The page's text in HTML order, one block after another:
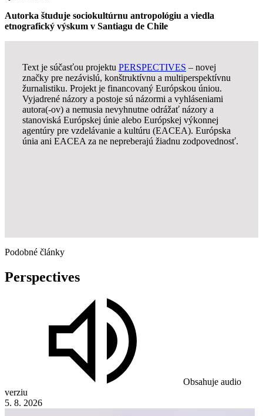
Autorka študuje sociokultúrnu antropológiu a viedla
etnografický výskum v Santiagu de Chile
Text je súčasťou projektu PERSPECTIVES – novej
značky pre nezávislú, konštruktívnu a multiperspektívnu
žurnalistiku. Projekt je financovaný Európskou úniou.
Vyjadrené názory a postoje sú názormi a vyhláseniami
autora(-ov) a nemusia nevyhnutne odrážať názory a
stanoviská Európskej únie alebo Európskej výkonnej
agentúry pre vzdelávanie a kultúru (EACEA). Európska
únia ani EACEA za ne nepreberajú žiadnu zodpovednosť.
Podobné články
Perspectives
Obsahuje audio
verziu
5. 8. 2026